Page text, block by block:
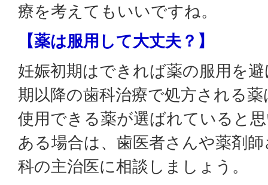
療を考えてもいいですね。
【薬は服用して大丈夫？】
妊娠初期はできれば薬の服用を
期以降の歯科治療で処方される
使用できる薬が選ばれていると
ある場合は、歯医者さんや薬剤
科の主治医に相談しましょう。